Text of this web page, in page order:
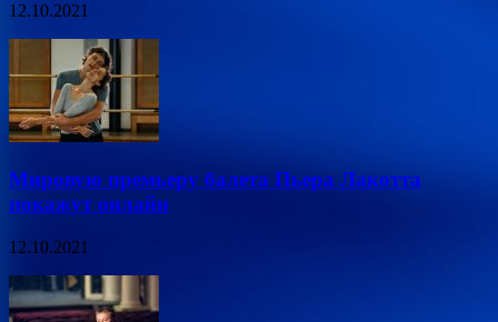
12.10.2021
Мировую премьеру балета Пьера Лакотта
покажут онлайн
12.10.2021